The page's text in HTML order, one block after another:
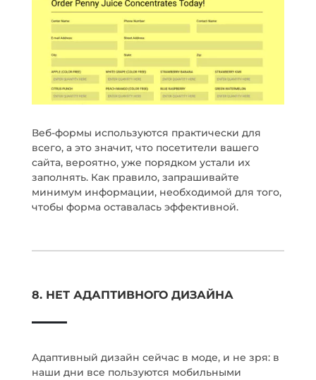
Веб-формы используются практически для
всего, а это значит, что посетители вашего
сайта, вероятно, уже порядком устали их
заполнять. Как правило, запрашивайте
минимум информации, необходимой для того,
чтобы форма оставалась эффективной.
8. НЕТ АДАПТИВНОГО ДИЗАЙНА
Адаптивный дизайн сейчас в моде, и не зря: в
наши дни все пользуются мобильными